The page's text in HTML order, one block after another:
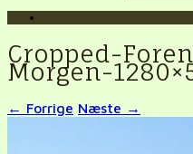
Cropped-
Morgen-
← Forrige Næste →